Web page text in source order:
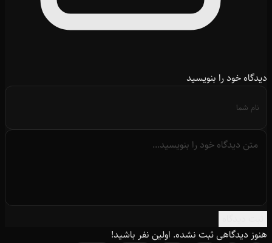
دیدگاه خود را بنویسید
هنوز دیدگاهی ثبت نشده. اولین نفر باشید!